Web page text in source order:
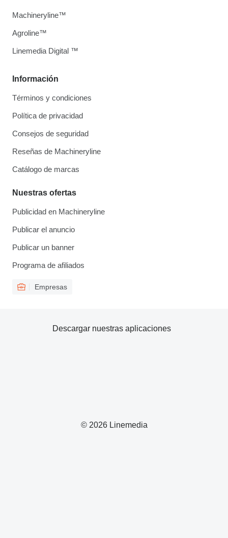
Información
Términos y condiciones
Política de privacidad
Consejos de seguridad
Reseñas de Machineryline
Catálogo de marcas
Nuestras ofertas
Publicidad en Machineryline
Publicar el anuncio
Publicar un banner
Programa de afiliados
Empresas
Machineryline™
Agroline™
Linemedia Digital ™
© 2026 Linemedia
Descargar nuestras aplicaciones